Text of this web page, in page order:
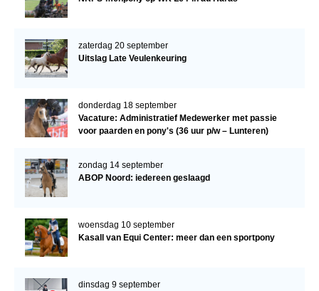
zaterdag 20 september
Uitslag Late Veulenkeuring
donderdag 18 september
Vacature: Administratief Medewerker met passie
voor paarden en pony's (36 uur p/w – Lunteren)
zondag 14 september
ABOP Noord: iedereen geslaagd
woensdag 10 september
Kasall van Equi Center: meer dan een sportpony
dinsdag 9 september